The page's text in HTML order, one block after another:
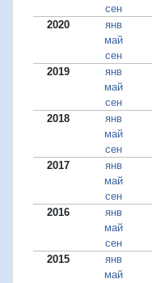
сен
2020
янв
май
сен
2019
янв
май
сен
2018
янв
май
сен
2017
янв
май
сен
2016
янв
май
сен
2015
янв
май